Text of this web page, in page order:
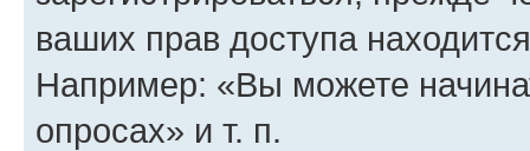
ваших прав доступа
Например: «Вы можете
опросах» и т. п.